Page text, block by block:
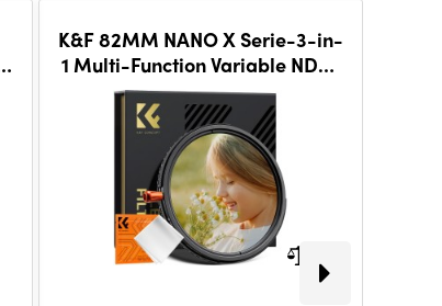
K&F 82MM NANO X Serie-3-in-
1 Multi-Function Variable ND2-
32&CPL& Black Mist 1/4